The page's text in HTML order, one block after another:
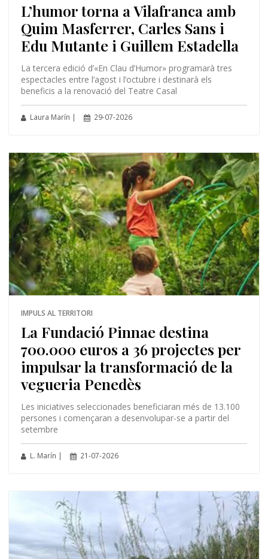
L’humor torna a Vilafranca amb
Quim Masferrer, Carles Sans i
Edu Mutante i Guillem Estadella
La tercera edició d’«En Clau d’Humor» programarà tres
espectacles entre l’agost i l’octubre i destinarà els
beneficis a la renovació del Teatre Casal
Laura Marín | 29-07-2026
IMPULS AL TERRITORI
La Fundació Pinnae destina
700.000 euros a 36 projectes per
impulsar la transformació de la
vegueria Penedès
Les iniciatives seleccionades beneficiaran més de 13.100
persones i començaran a desenvolupar-se a partir del
setembre
L. Marín | 21-07-2026